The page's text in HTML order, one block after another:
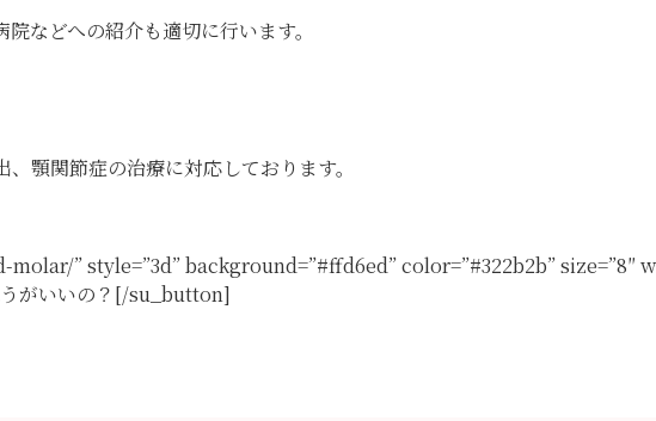
などへの紹介も適切に行います。
顎関節症の治療に対応しております。
” style=”3d” background=”#ffd6ed” color=”#322b2b” size=”8″
がいいの？[/su_button]